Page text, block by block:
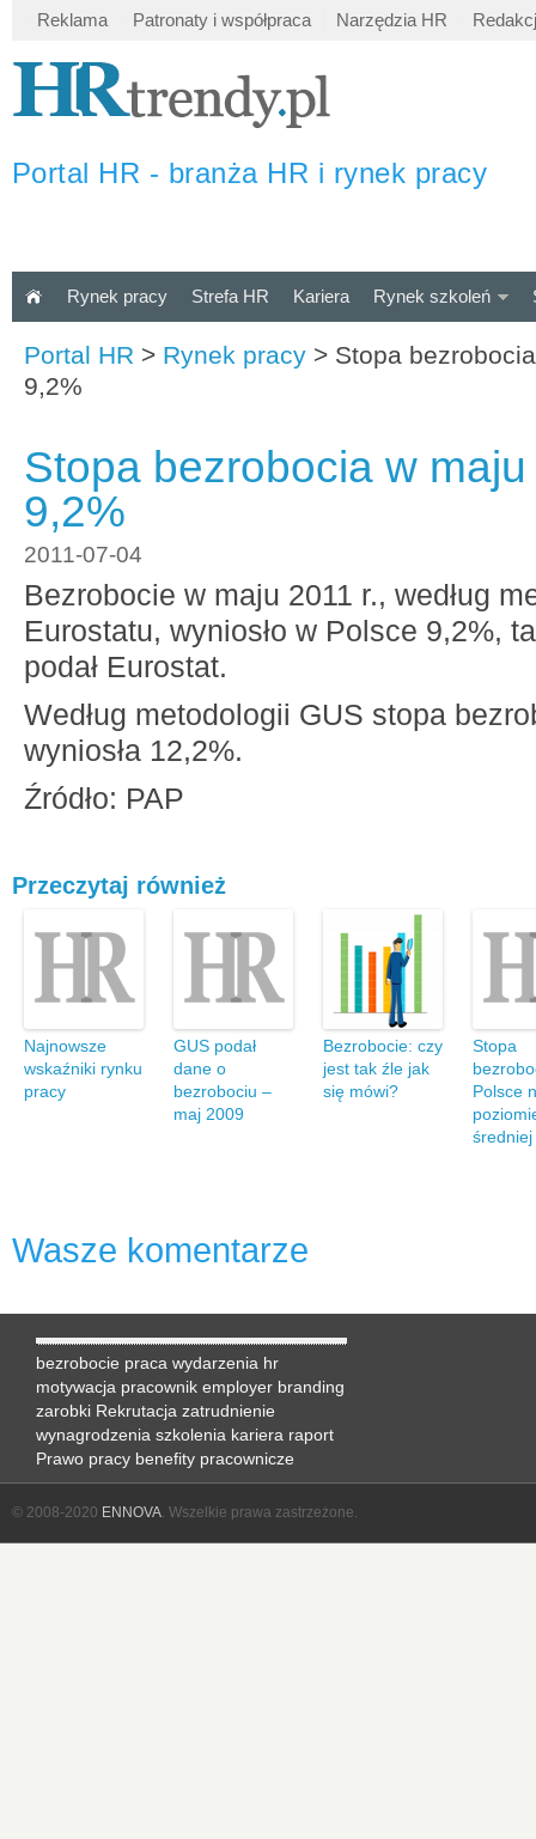
Reklama Patronaty i współpraca Narzędzia HR
Portal HR - branża HR i rynek pracy
Rynek pracy Strefa HR Kariera Rynek szkoleń
Portal HR > Rynek pracy > Stopa
9,2%
Stopa bezrobocia w
9,2%
2011-07-04
Bezrobocie w maju 2011 r., według
Eurostatu, wyniosło w Polsce 9,2%,
podał Eurostat.
Według metodologii GUS stopa
wyniosła 12,2%.
Źródło: PAP
Przeczytaj również
Najnowsze
wskaźniki rynku
pracy
GUS podał
dane o
bezrobociu –
maj 2009
Bezrobocie: czy
jest tak źle jak
się mówi?
Stopa
Polsce
średniej
Wasze komentarze
bezrobocie praca wydarzenia hr
motywacja pracownik employer branding
zarobki Rekrutacja zatrudnienie
wynagrodzenia szkolenia kariera raport
Prawo pracy benefity pracownicze
© 2008-2020 ENNOVA. Wszelkie prawa zastrzeżone.